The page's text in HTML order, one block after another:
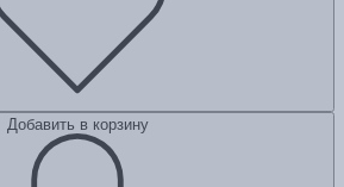
Добавить в корзину